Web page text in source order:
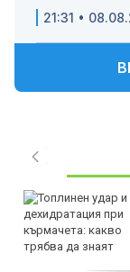
21:31 •